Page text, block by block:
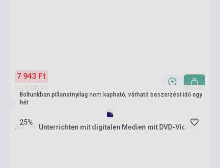
7 943 Ft
25%
Boltunkban pillanatnyilag nem kapható, várható beszerzési idő egy
hét
DLL 09: Unterrichten mit digitalen Medien mit DVD-Video